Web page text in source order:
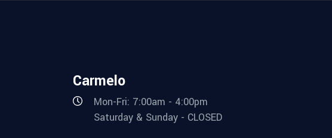
Carmelo
Mon-Fri: 7:00am - 4:00pm
Saturday & Sunday - CLOSED